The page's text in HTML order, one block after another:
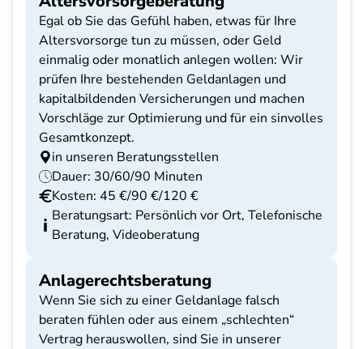
Egal ob Sie das Gefühl haben, etwas für Ihre
Altersvorsorge tun zu müssen, oder Geld
einmalig oder monatlich anlegen wollen: Wir
prüfen Ihre bestehenden Geldanlagen und
kapitalbildenden Versicherungen und machen
Vorschläge zur Optimierung und für ein sinvolles
Gesamtkonzept.
in unseren Beratungsstellen
Dauer: 30/60/90 Minuten
Kosten: 45 €/90 €/120 €
Beratungsart: Persönlich vor Ort, Telefonische
Beratung, Videoberatung
Anlagerechtsberatung
Wenn Sie sich zu einer Geldanlage falsch
beraten fühlen oder aus einem „schlechten“
Vertrag herauswollen, sind Sie in unserer